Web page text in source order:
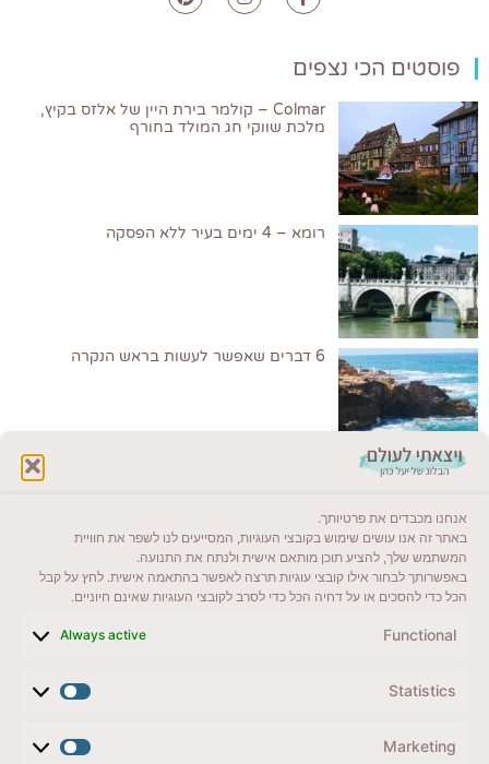
אנחנו מכבדים את פרטיותך.
באתר זה אנו עושים שימוש בקובצי העוגיות, המסייעים לנו לשפר את חוויית
המשתמש שלך, להציע תוכן מותאם אישית ולנתח את התנועה.
באפשרותך לבחור אילו קובצי עוגיות תרצה לאפשר בהתאמה אישית. לחץ על קבל
הכל כדי להסכים או על דחיה הכל כדי לסרב לקובצי העוגיות שאינם חיוניים.
Functional
Always active
Statistics
Marketing
פוסטים הכי נצפים
Colmar – קולמר בירת היין של אלזס בקיץ,
מלכת שווקי חג המולד בחורף
רומא – 4 ימים בעיר ללא הפסקה
6 דברים שאפשר לעשות בראש הנקרה
ייעדים מומלצים
מדריכים ועזרים
לשליחת הודעת וואטסאפ
veyatsati.laolam@gmail.com